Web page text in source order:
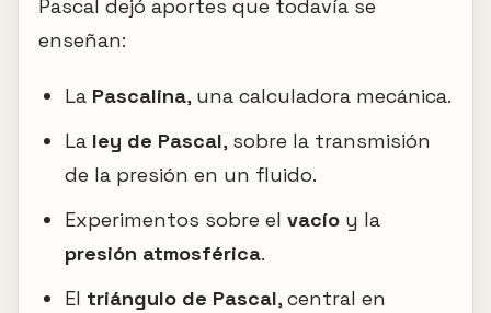
Pascal dejó aportes que todavía se
enseñan:
La Pascalina, una calculadora mecánica.
La ley de Pascal, sobre la transmisión
de la presión en un fluido.
Experimentos sobre el vacío y la
presión atmosférica.
El triángulo de Pascal, central en